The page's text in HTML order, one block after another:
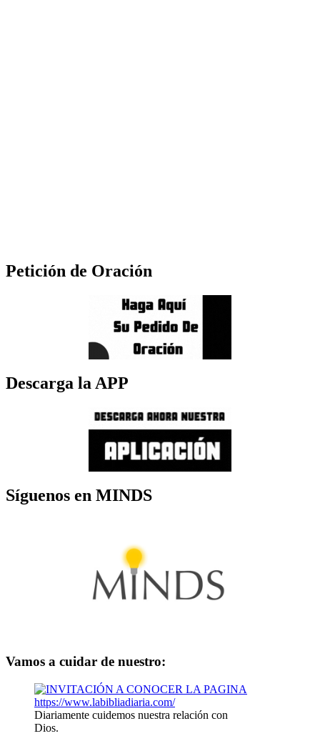
Petición de Oración
Descarga la APP
Síguenos en MINDS
Vamos a cuidar de nuestro:
Diariamente cuidemos nuestra relación con
Dios.